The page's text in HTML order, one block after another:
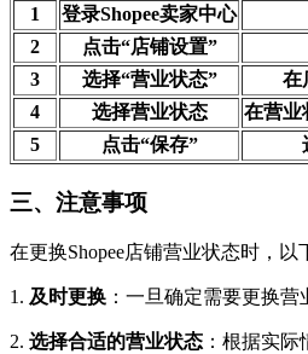
1
登录Shopee卖家中心
2
点击“店铺设置”
3
选择“营业状态”
在
4
选择营业状态
在营业
5
点击“保存”
三、注意事项
在更换Shopee店铺营业状态时，
1. 及时更换 ：一旦确定需要更换
2. 选择合适的营业状态 ：根据实际